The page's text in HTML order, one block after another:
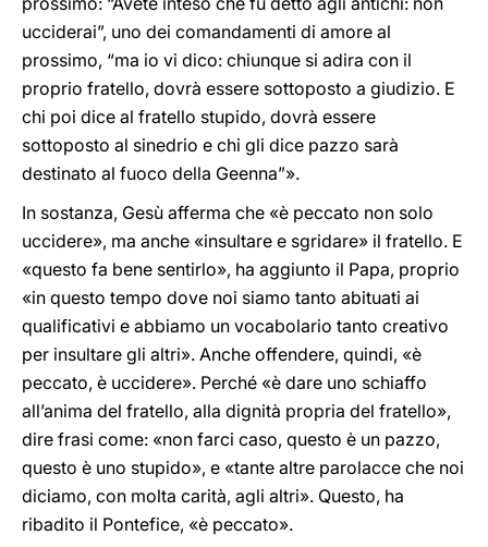
ucciderai”, uno dei comandamenti di amore al
prossimo, “ma io vi dico: chiunque si adira con il
proprio fratello, dovrà essere sottoposto a giudizio. E
chi poi dice al fratello stupido, dovrà essere
sottoposto al sinedrio e chi gli dice pazzo sarà
destinato al fuoco della Geenna”».
In sostanza, Gesù afferma che «è peccato non solo
uccidere», ma anche «insultare e sgridare» il fratello. E
«questo fa bene sentirlo», ha aggiunto il Papa, proprio
«in questo tempo dove noi siamo tanto abituati ai
qualificativi e abbiamo un vocabolario tanto creativo
per insultare gli altri». Anche offendere, quindi, «è
peccato, è uccidere». Perché «è dare uno schiaffo
all’anima del fratello, alla dignità propria del fratello»,
dire frasi come: «non farci caso, questo è un pazzo,
questo è uno stupido», e «tante altre parolacce che noi
diciamo, con molta carità, agli altri». Questo, ha
ribadito il Pontefice, «è peccato».